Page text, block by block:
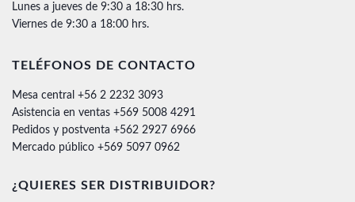
Lunes a jueves de 9:30 a 18:30 hrs.
Viernes de 9:30 a 18:00 hrs.
TELÉFONOS DE CONTACTO
Mesa central +56 2 2232 3093
Asistencia en ventas +569 5008 4291
Pedidos y postventa +562 2927 6966
Mercado público +569 5097 0962
¿QUIERES SER DISTRIBUIDOR?